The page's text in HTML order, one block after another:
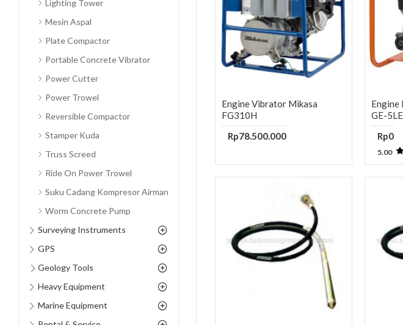
Lighting Tower
Mesin Aspal
Plate Compactor
Portable Concrete Vibrator
Power Cutter
Power Trowel
Reversible Compactor
Stamper Kuda
Truss Screed
Ride On Power Trowel
Suku Cadang Kompresor Airman
Worm Concrete Pump
Surveying Instruments
GPS
Geology Tools
Heavy Equipment
Marine Equipment
Engine Vibrator Mikasa
FG310H
Rp78.500.000
Engine
GE-5LE
Rp0
5.00